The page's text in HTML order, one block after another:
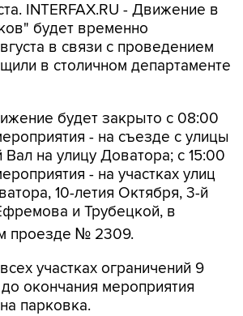
INTERFAX.RU - Движение в
будет временно
в связи с проведением
в столичном департаменте
будет закрыто с 08:00
- на съезде с улицы
на улицу Доватора; с 15:00
- на участках улиц
10-летия Октября, 3-й
и Трубецкой, в
проезде № 2309.
участках ограничений 9
до окончания мероприятия
парковка.